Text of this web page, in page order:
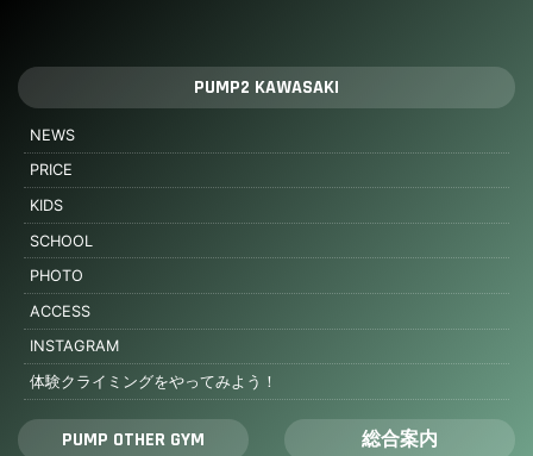
PUMP2 KAWASAKI
NEWS
PRICE
KIDS
SCHOOL
PHOTO
ACCESS
INSTAGRAM
体験クライミングをやってみよう！
PUMP OTHER GYM 総合案内